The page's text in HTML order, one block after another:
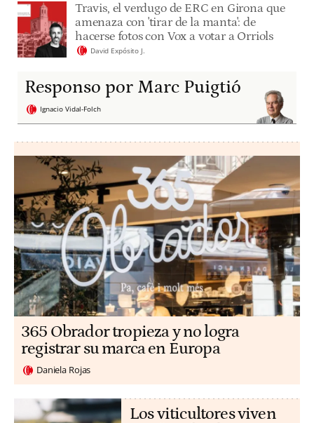
Travis, el verdugo de ERC en Girona que
amenaza con 'tirar de la manta': de
hacerse fotos con Vox a votar a Orriols
David Expósito J.
Responso por Marc Puigtió
Ignacio Vidal-Folch
365 Obrador tropieza y no logra
registrar su marca en Europa
Daniela Rojas
Los viticultores viven